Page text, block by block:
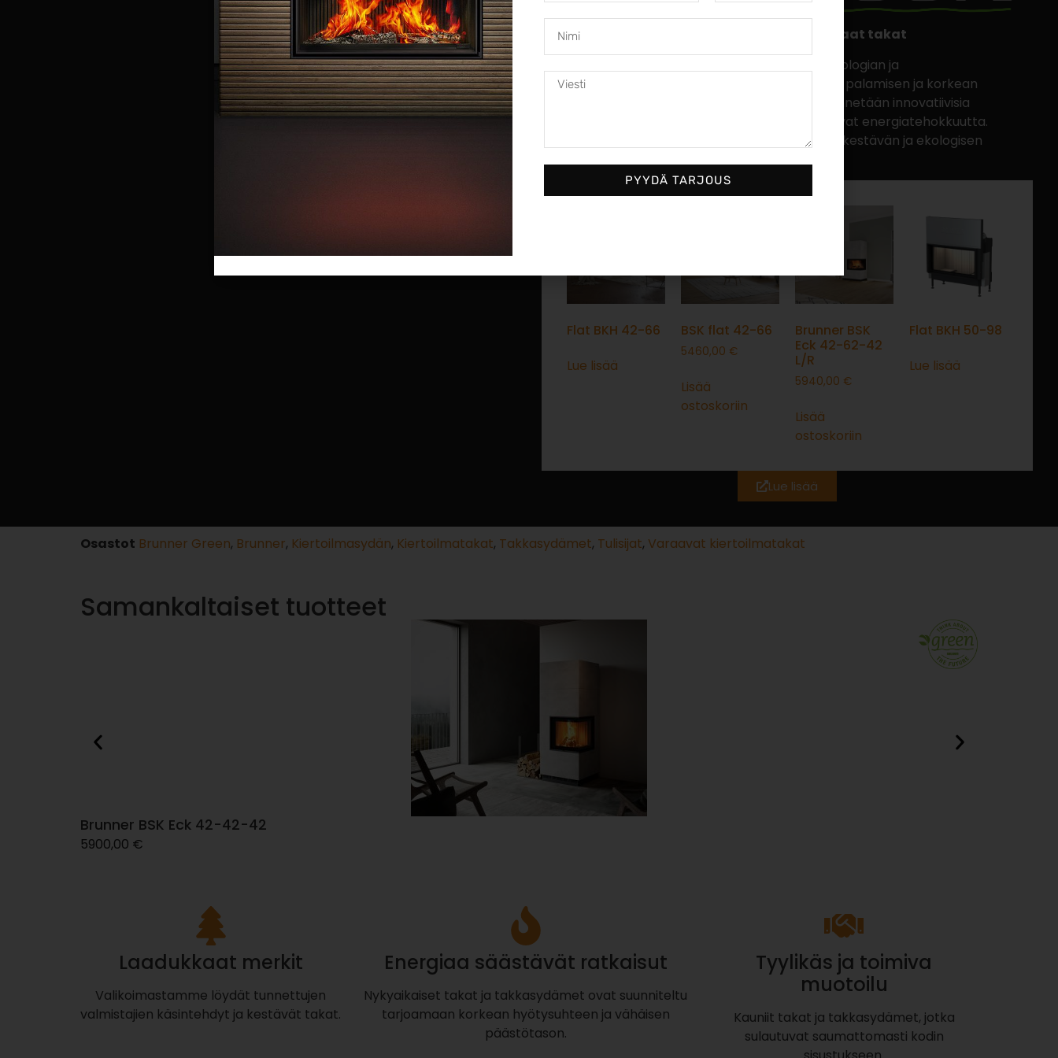
Brunner Green – Ekologiset ja energiatehokkaat takat
Brunner Green -takat yhdistävät modernin teknologian ja
ympäristöystävällisyyden tarjoten puhtaamman palamisen ja korkean
hyötysuhteen. Näissä varaavissa takoissa hyödynnetään innovatiivisia
ratkaisuja, jotka vähentävät päästöjä ja parantavat energiatehokkuutta.
Brunner Green on täydellinen valinta, kun haluat kestävän ja ekologisen
Flat BKH 42-66
Lue lisää
BSK flat 42-66
5460,00 €
Lisää
ostoskoriin
Brunner BSK
Eck 42-62-42
L/R
5940,00 €
Lisää
ostoskoriin
Flat BKH 50-98
Lue lisää
Lue lisää
Osastot Brunner Green, Brunner, Kiertoilmasydän, Kiertoilmatakat, Takkasydämet, Tulisijat, Varaavat kiertoilmatakat
Samankaltaiset tuotteet
Brunner BSK Eck 42-42-42
5900,00 €
Laadukkaat merkit
Valikoimastamme löydät tunnettujen
valmistajien käsintehdyt ja kestävät takat.
Energiaa säästävät ratkaisut
Nykyaikaiset takat ja takkasydämet ovat suunniteltu
tarjoamaan korkean hyötysuhteen ja vähäisen
päästötason.
Tyylikäs ja toimiva
muotoilu
Kauniit takat ja takkasydämet, jotka
sulautuvat saumattomasti kodin
PYYDÄ TARJOUS